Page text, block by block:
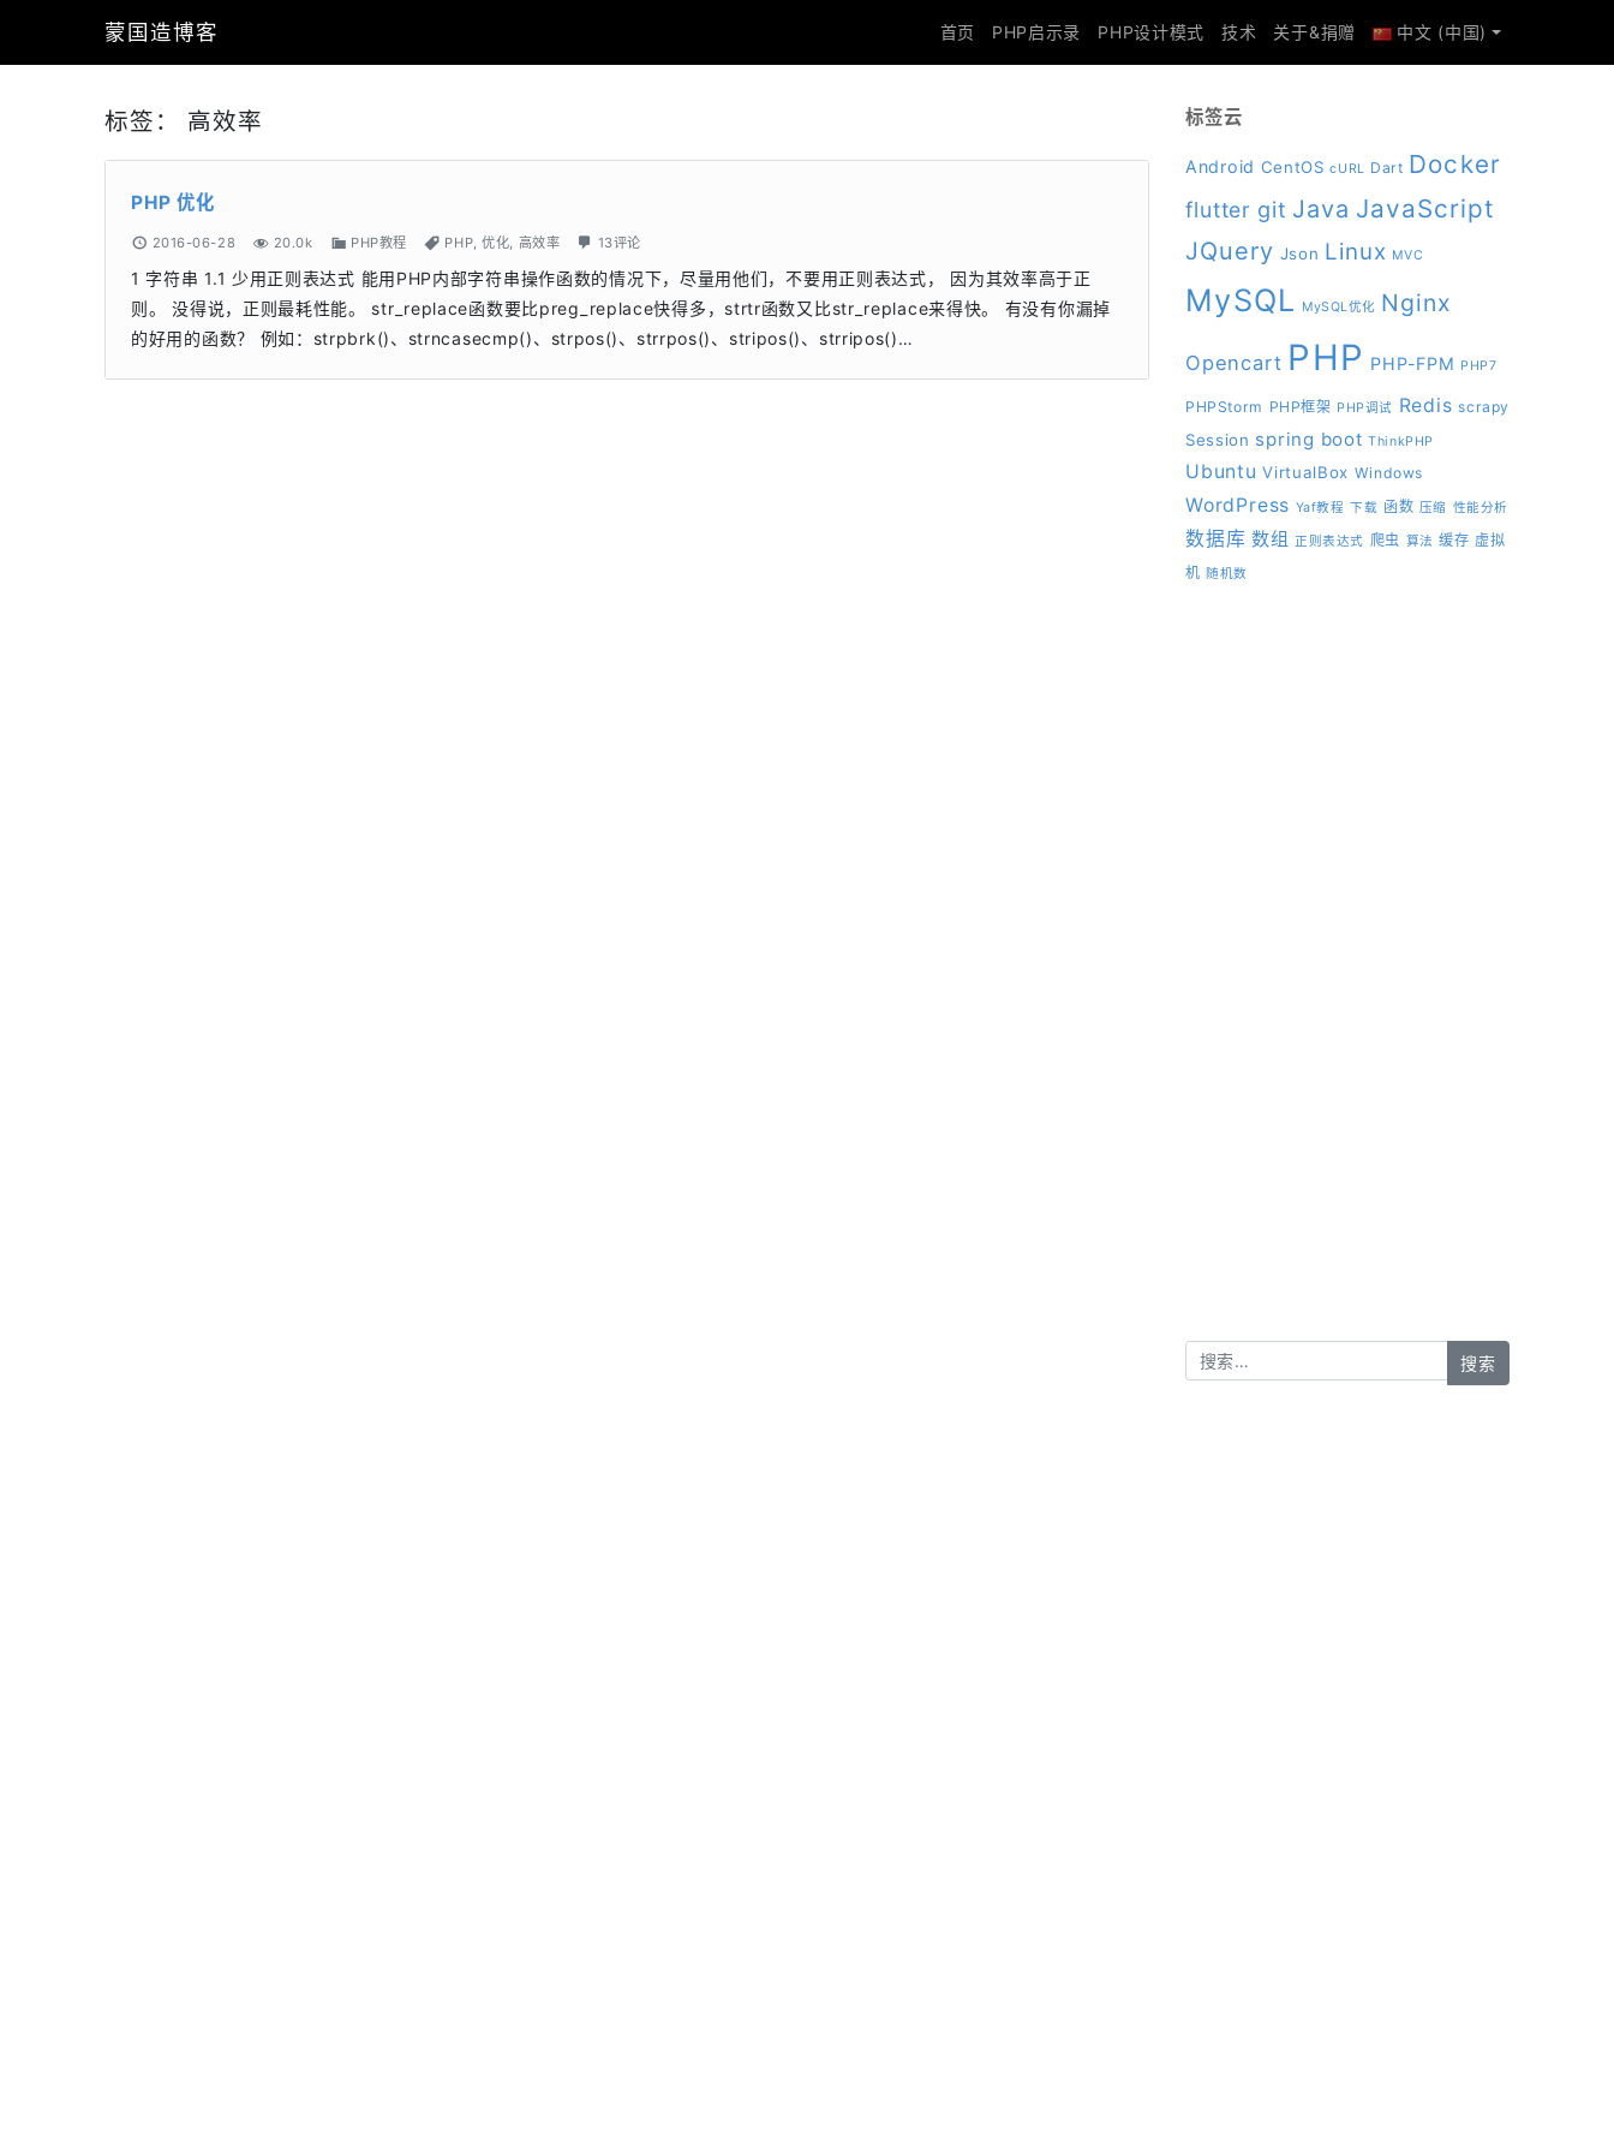
蒙国造博客 首页 PHP启示录 PHP设计模式 技术 关于&捐赠 中文 (中国)
标签： 高效率
PHP 优化
2016-06-28 20.0k PHP教程 PHP,优化, 高效率 13评论
1 字符串 1.1 少用正则表达式 能用PHP内部字符串操作函数的情况下，尽量用他们，不要用正则表达式， 因为其效率高于正
则。 没得说，正则最耗性能。 str_replace函数要比preg_replace快得多，strtr函数又比str_replace来得快。 有没有你漏掉
的好用的函数？ 例如：strpbrk()、strncasecmp()、strpos()、strrpos()、stripos()、strripos()…
标签云
Android CentOS cURL Dart Docker
flutter git Java JavaScript
JQuery Json Linux MVC
MySQL MySQL优化 Nginx
Opencart PHP PHP-FPM PHP7
PHPStorm PHP框架 PHP调试 Redis scrapy
Session spring boot ThinkPHP
Ubuntu VirtualBox Windows
WordPress Yaf教程 下载 函数 压缩 性能分析
数据库 数组 正则表达式 爬虫 算法 缓存 虚拟
机 随机数